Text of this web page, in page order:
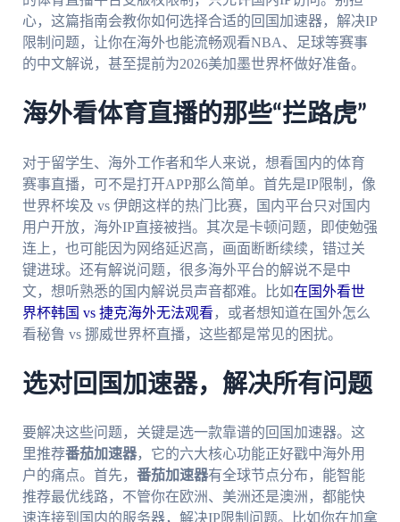
心，这篇指南会教你如何选择合适的回国加速器，解决IP
限制问题，让你在海外也能流畅观看NBA、足球等赛事
的中文解说，甚至提前为2026美加墨世界杯做好准备。
海外看体育直播的那些“拦路虎”
对于留学生、海外工作者和华人来说，想看国内的体育
赛事直播，可不是打开APP那么简单。首先是IP限制，像
世界杯埃及 vs 伊朗这样的热门比赛，国内平台只对国内
用户开放，海外IP直接被挡。其次是卡顿问题，即使勉强
连上，也可能因为网络延迟高，画面断断续续，错过关
键进球。还有解说问题，很多海外平台的解说不是中
文，想听熟悉的国内解说员声音都难。比如在国外看世
界杯韩国 vs 捷克海外无法观看 ，或者想知道在国外怎么
看秘鲁 vs 挪威世界杯直播，这些都是常见的困扰。
选对回国加速器，解决所有问题
要解决这些问题，关键是选一款靠谱的回国加速器。这
里推荐番茄加速器，它的六大核心功能正好戳中海外用
户的痛点。首先， 番茄加速器有全球节点分布，能智能
推荐最优线路，不管你在欧洲、美洲还是澳洲，都能快
速连接到国内的服务器，解决IP限制问题。比如你在加拿